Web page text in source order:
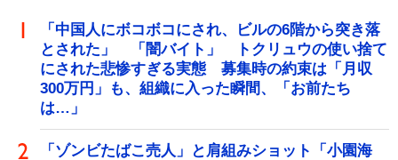
「中国人にボコボコにされ、ビルの6階から突き落
とされた」 「闇バイト」 トクリュウの使い捨て
にされた悲惨すぎる実態 募集時の約束は「月収
300万円」も、組織に入った瞬間、「お前たち
は…」
「ゾンビたばこ売人」と肩組みショット「小園海